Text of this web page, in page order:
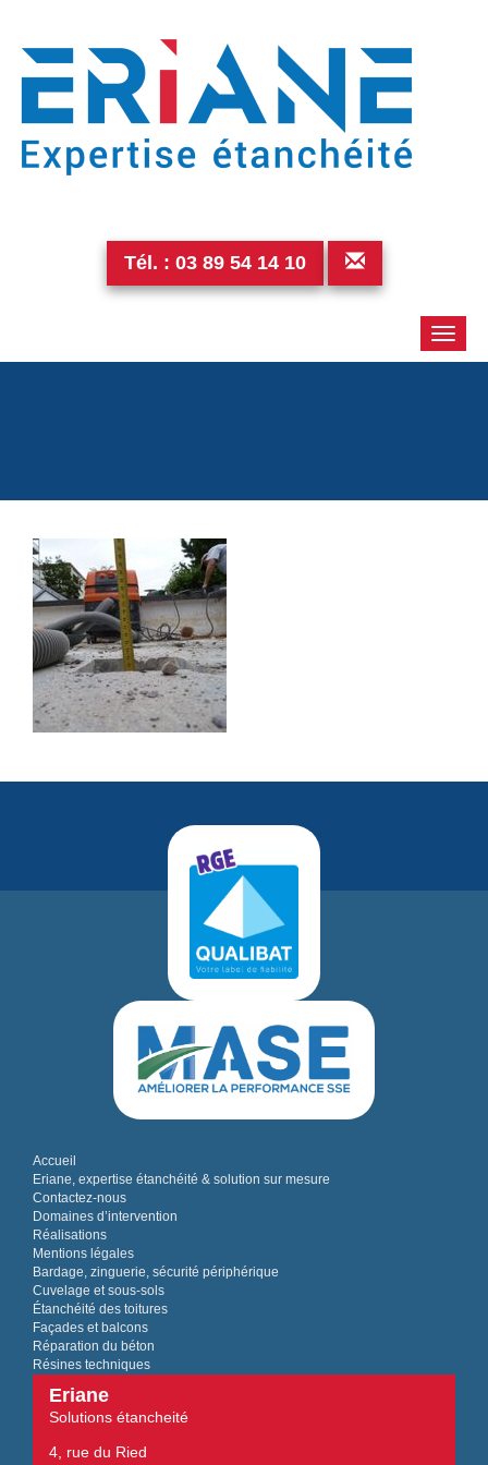
Tél. : 03 89 54 14 10
Toggle
Accueil
Eriane, expertise étanchéité & solution sur mesure
Contactez-nous
Domaines d’intervention
Réalisations
Mentions légales
Bardage, zinguerie, sécurité périphérique
Cuvelage et sous-sols
Étanchéité des toitures
Façades et balcons
Réparation du béton
Résines techniques
Eriane
Solutions étancheité
4, rue du Ried